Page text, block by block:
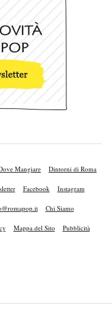
Mangiare Dintorni di Roma
Facebook Instagram
Chi Siamo
Mappa del Sito Pubblicità